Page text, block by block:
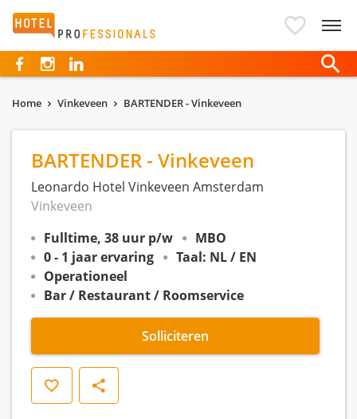
Hotelprofessionals
Home Vinkeveen BARTENDER - Vinkeveen
BARTENDER - Vinkeveen
Leonardo Hotel Vinkeveen Amsterdam
Vinkeveen
Fulltime, 38 uur p/w
MBO
0 - 1 jaar ervaring
Taal: NL / EN
Operationeel
Bar / Restaurant / Roomservice
Solliciteren
Opslaan Delen